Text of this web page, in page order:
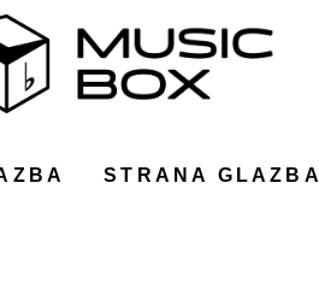
STRANA GLAZBA